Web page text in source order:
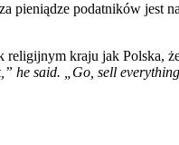
pieniądze podatników
kraju jak Polska,
he said. „Go, sell